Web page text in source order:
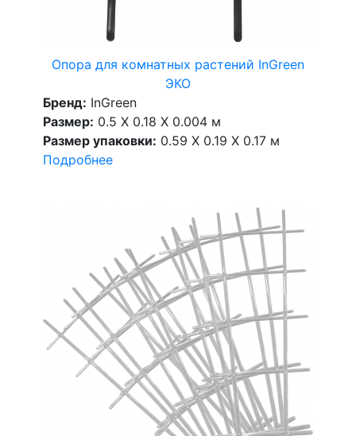
Опора для комнатных растений InGreen
ЭКО
Бренд: InGreen
Размер: 0.5 X 0.18 X 0.004 м
Размер упаковки: 0.59 X 0.19 X 0.17 м
Подробнее